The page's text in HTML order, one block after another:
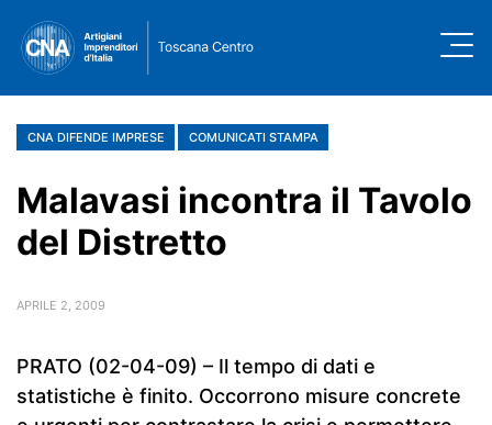
CNA DIFENDE IMPRESE COMUNICATI STAMPA
Malavasi incontra il Tavolo
del Distretto
APRILE 2, 2009
PRATO (02-04-09) – Il tempo di dati e
statistiche è finito. Occorrono misure concrete